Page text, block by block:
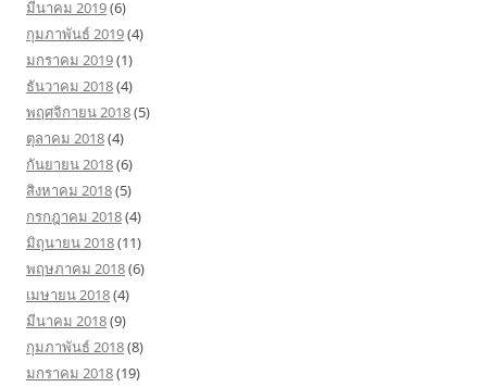
มีนาคม 2019(6)
กุมภาพันธ์ 2019(4)
มกราคม 2019(1)
ธันวาคม 2018(4)
พฤศจิกายน 2018(5)
ตุลาคม 2018(4)
กันยายน 2018(6)
สิงหาคม 2018(5)
กรกฎาคม 2018(4)
มิถุนายน 2018(11)
พฤษภาคม 2018(6)
เมษายน 2018(4)
มีนาคม 2018(9)
กุมภาพันธ์ 2018(8)
มกราคม 2018(19)